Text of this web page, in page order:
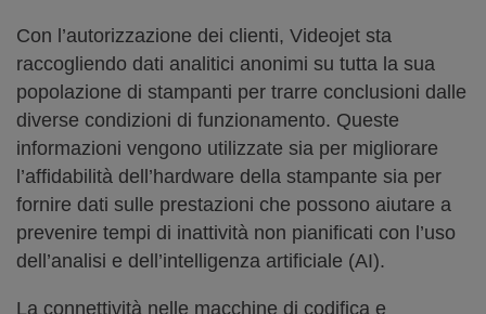
Con l’autorizzazione dei clienti, Videojet sta
raccogliendo dati analitici anonimi su tutta la sua
popolazione di stampanti per trarre conclusioni dalle
diverse condizioni di funzionamento. Queste
informazioni vengono utilizzate sia per migliorare
l’affidabilità dell’hardware della stampante sia per
fornire dati sulle prestazioni che possono aiutare a
prevenire tempi di inattività non pianificati con l’uso
dell’analisi e dell’intelligenza artificiale (AI).
La connettività nelle macchine di codifica e